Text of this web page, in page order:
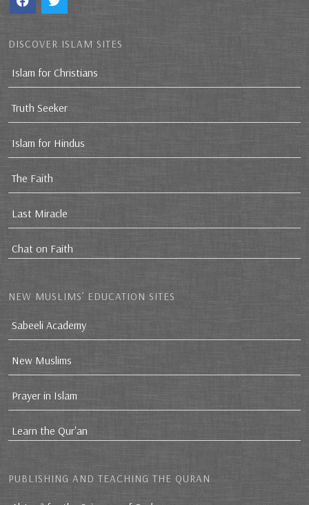
DISCOVER ISLAM SITES
Islam for Christians
Truth Seeker
Islam for Hindus
The Faith
Last Miracle
Chat on Faith
NEW MUSLIMS’ EDUCATION SITES
Sabeeli Academy
New Muslims
Prayer in Islam
Learn the Qur'an
PUBLISHING AND TEACHING THE QURAN